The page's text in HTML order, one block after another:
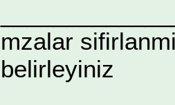
mzalar
belirleyiniz